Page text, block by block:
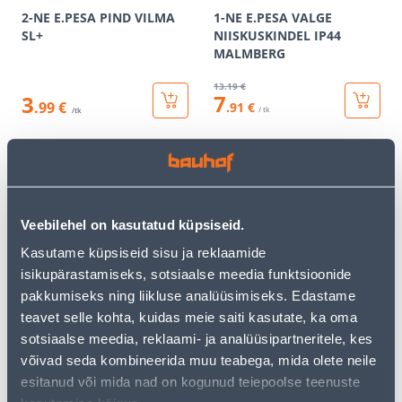
Veebilehel on kasutatud küpsiseid.
Kasutame küpsiseid sisu ja reklaamide
isikupärastamiseks, sotsiaalse meedia funktsioonide
pakkumiseks ning liikluse analüüsimiseks. Edastame
teavet selle kohta, kuidas meie saiti kasutate, ka oma
sotsiaalse meedia, reklaami- ja analüüsipartneritele, kes
võivad seda kombineerida muu teabega, mida olete neile
esitanud või mida nad on kogunud teiepoolse teenuste
2-NE E.PESA PIND VILMA
SL+
3.99 € /tk
1-NE E.PESA VALGE
NIISKUSKINDEL IP44
MALMBERG
13.19 €
7.91 € / tk
RAAM 2-NE SÜV KREEM
ASFORA
1.03 €
PISTIKUPESA 2-NE M-GA
MUST RENOVA
12.47 €